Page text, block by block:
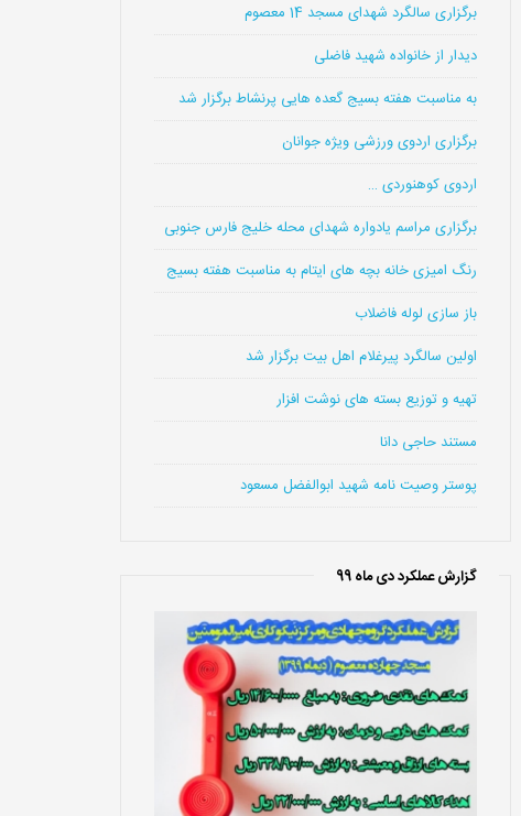
برگزاری سالگرد شهدای مسجد 14 معصوم
دیدار از خانواده شهید فاضلی
به مناسبت هفته بسیج گعده هایی پرنشاط برگزار شد
برگزاری اردوی ورزشی ویژه جوانان
اردوی کوهنوردی …
برگزاری مراسم یادواره شهدای محله خلیج فارس جنوبی
رنگ امیزی خانه بچه های ایتام به مناسبت هفته بسیج
باز سازی لوله فاضلاب
اولین سالگرد پیرغلام اهل بیت برگزار شد
تهیه و توزیع بسته های نوشت افزار
مستند حاجی دانا
پوستر وصیت نامه شهید ابوالفضل مسعود
گزارش عملکرد دی ماه 99